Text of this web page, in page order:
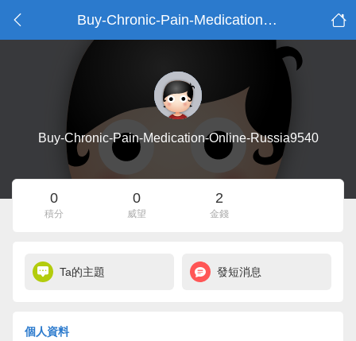
Buy-Chronic-Pain-Medication-Online-Russia9540的資料
Buy-Chronic-Pain-Medication-Online-Russia9540
0
積分
0
威望
2
金錢
Ta的主題 發短消息
個人資料